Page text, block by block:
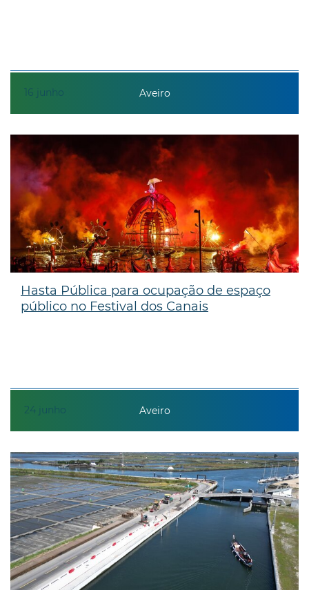
16 junho Aveiro
24 junho
Hasta Pública para ocupação de espaço
público no Festival dos Canais
Aveiro